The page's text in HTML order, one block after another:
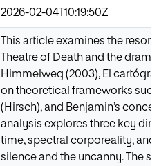
2026-02-04T10:19:50Z
This article examines the
Theatre of Death and the
Himmelweg (2003), El
on theoretical frameworks
(Hirsch), and Benjamin’s
analysis explores three key
time, spectral corporeality,
silence and the uncanny. The